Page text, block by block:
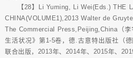
【28】Li Yuming, Li Wei(Eds.) THE
CHINA(VOLUME1),2013 Walter de
The Commercial Press,Peijing,China（
生活状况》第1-5卷，德.古意特出版社（德
联合出版，2013年、2014年、2015年、